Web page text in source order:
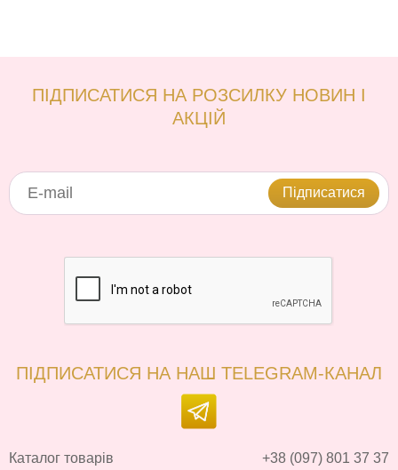
ПІДПИСАТИСЯ НА РОЗСИЛКУ НОВИН І
АКЦІЙ
Підписатися
ПІДПИСАТИСЯ НА НАШ TELEGRAM-КАНАЛ
Каталог товарів +38 (097) 801 37 37